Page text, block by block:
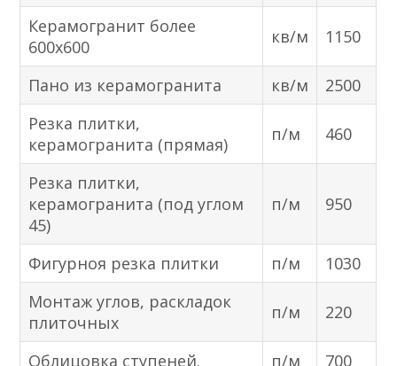
Керамогранит более
600х600
кв/м 1150
Пано из керамогранита кв/м
2500
Резка плитки,
керамогранита (прямая)
п/м 460
Резка плитки,
керамогранита (под углом
45)
п/м 950
Фигурноя резка плитки п/м
1030
Монтаж углов, раскладок
плиточных
п/м 220
Облицовка ступеней. п/м
700